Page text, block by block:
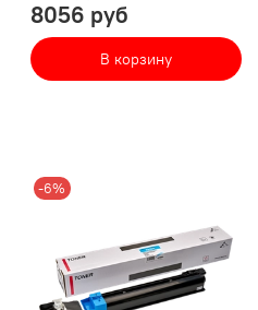
8056 руб
В корзину
-6%